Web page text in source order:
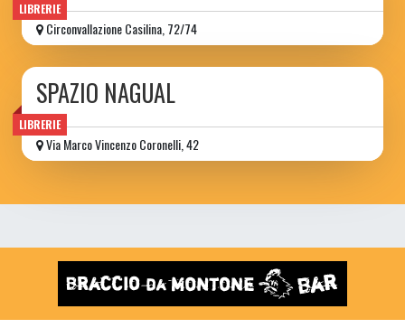
LIBRERIE
Circonvallazione Casilina, 72/74
LIBRERIE
SPAZIO NAGUAL
Via Marco Vincenzo Coronelli, 42